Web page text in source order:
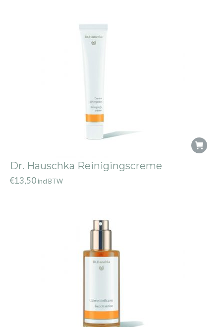
Dr. Hauschka Reinigingscreme
€13,50 incl BTW